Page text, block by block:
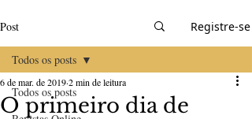
Post Registre-se
Todos os posts
Todos os posts
O primeiro dia de
6 de mar. de 20192 min de leitura